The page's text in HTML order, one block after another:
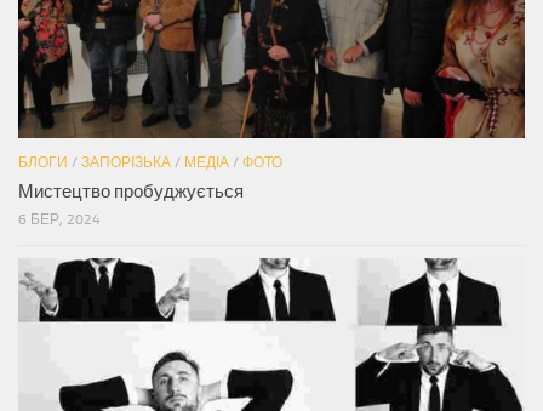
БЛОГИ / ЗАПОРІЗЬКА / МЕДІА / ФОТО
Мистецтво пробуджується
6 БЕР, 2024